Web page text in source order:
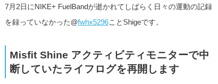
7月2日にNIKE+ FuelBandが逝かれてしばらく日々の運動の記録
を録っていなかった@fwhx5296ことShigeです。
Misfit Shine アクティビティモニターで中
断していたライフログを再開します